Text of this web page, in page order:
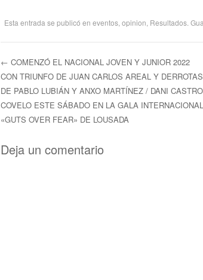
Esta entrada se publicó en eventos, opinion Resultados.
Navegación de
← COMENZÓ EL NACIONAL JOVEN Y JUNIOR 2022
CON TRIUNFO DE JUAN CARLOS AREAL Y DERROTAS
DE PABLO LUBIÁN Y ANXO MARTÍNEZ / DANI CASTRO
COVELO ESTE SÁBADO EN LA GALA INTERNACIONAL
«GUTS OVER FEAR» DE LOUSADA
Deja un comentario